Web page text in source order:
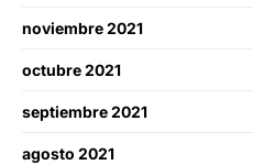
noviembre 2021
octubre 2021
septiembre 2021
agosto 2021